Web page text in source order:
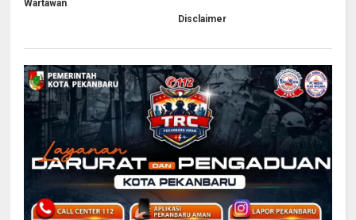
Wartawan
Disclaimer